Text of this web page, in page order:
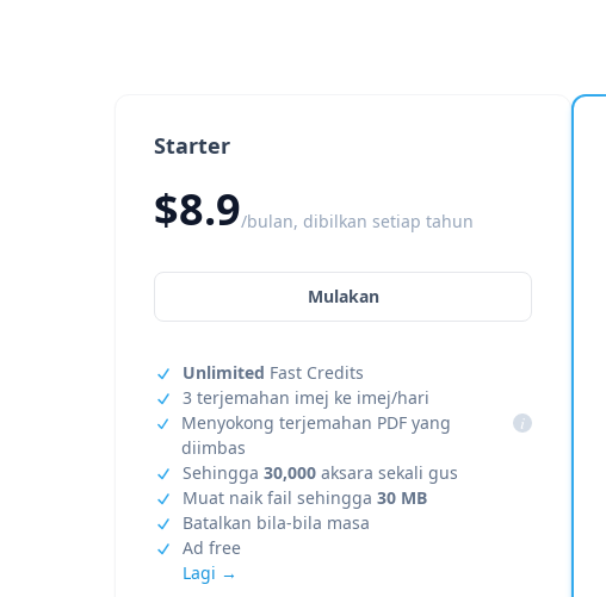
Starter
$8.9/bulan, dibilkan setiap tahun
Mulakan
Unlimited Fast Credits
3 terjemahan imej ke imej/hari
Menyokong terjemahan PDF yang
diimbas
i
Sehingga 30,000 aksara sekali gus
Muat naik fail sehingga 30 MB
Batalkan bila-bila masa
Ad free
Lagi →